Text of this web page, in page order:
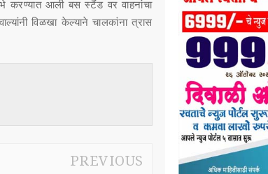
करण्यात आली बस स्टैंड वर वाहनांचा
विळखा केल्याने चालकांना त्रास
PREVIOUS